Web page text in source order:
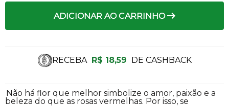
Não há flor que melhor simbolize o amor, paixão e a
beleza do que as rosas vermelhas. Por isso, se
RECEBA R$ 18,59 DE CASHBACK
ADICIONAR AO CARRINHO